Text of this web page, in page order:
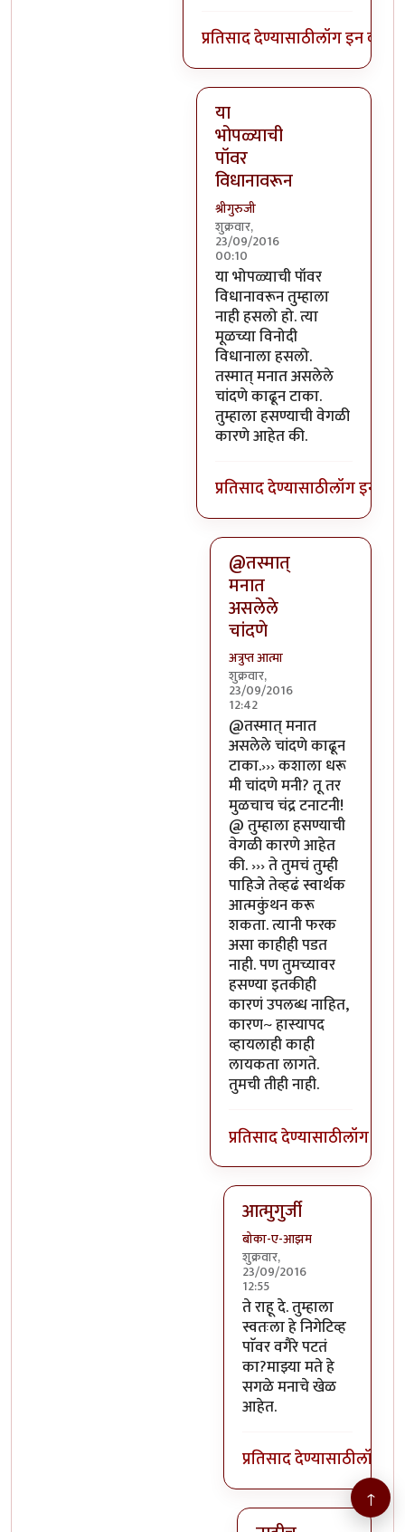
प्रतिसाद देण्यासाठीलॉग इन करा
या
भोपळ्याची
पॉवर
विधानावरून
श्रीगुरुजी
शुक्रवार,
23/09/2016
00:10
In reply toवर सांगितलेला अर्थ
या भोपळ्याची पॉवर
विधानावरून तुम्हाला
नाही हसलो हो. त्या
मूळच्या विनोदी
विधानाला हसलो.
तस्मात् मनात असलेले
चांदणे काढून टाका.
तुम्हाला हसण्याची वेगळी
कारणे आहेत की.
प्रतिसाद देण्यासाठीलॉग इन करा
@तस्मात्
मनात
असलेले
चांदणे
अत्रुप्त आत्मा
शुक्रवार,
23/09/2016
12:42
In reply toया भोपळ्याची
@तस्मात् मनात
असलेले चांदणे काढून
टाका.››› कशाला धरू
मी चांदणे मनी? तू तर
मुळचाच चंद्र टनाटनी!
@ तुम्हाला हसण्याची
वेगळी कारणे आहेत
की. ››› ते तुमचं तुम्ही
पाहिजे तेव्हढं स्वार्थक
आत्मकुंथन करू
शकता. त्यानी फरक
असा काहीही पडत
नाही. पण तुमच्यावर
हसण्या इतकीही
कारणं उपलब्ध नाहित,
कारण~ हास्यापद
व्हायलाही काही
लायकता लागते.
तुमची तीही नाही.
प्रतिसाद देण्यासाठीलॉग इन
आत्मुगुर्जी
बोका-ए-आझम
शुक्रवार,
23/09/2016
12:55
In reply to@तस्मात्
ते राहू दे. तुम्हाला
स्वतःला हे निगेटिव्ह
पाॅवर वगैरे पटतं
का?माझ्या मते हे
सगळे मनाचे खेळ
आहेत.
प्रतिसाद देण्यासाठीलॉग
↑